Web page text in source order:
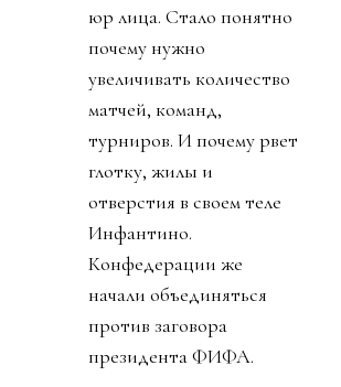
юр лица. Стало понятно
почему нужно
увеличивать количество
матчей, команд,
турниров. И почему рвет
глотку, жилы и
отверстия в своем теле
Инфантино.
Конфедерации же
начали объединяться
против заговора
президента ФИФА.